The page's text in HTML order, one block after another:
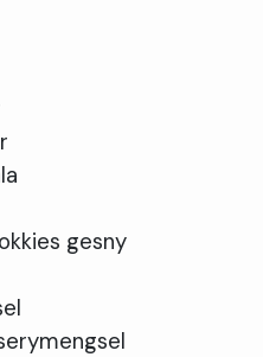
gesny